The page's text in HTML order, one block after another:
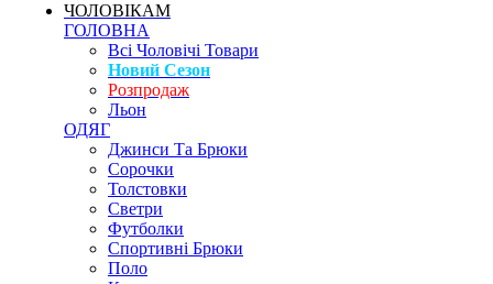
ЧОЛОВІКАМ
ГОЛОВНА
Всі Чоловічі Товари
Новий Сезон
Розпродаж
Льон
ОДЯГ
Джинси Та Брюки
Сорочки
Толстовки
Светри
Футболки
Спортивні Брюки
Поло